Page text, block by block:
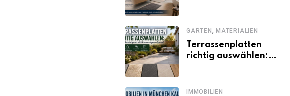
Umsetzung
GARTEN, MATERIALIEN
Terrassenplatten
richtig auswählen:
eigenen Garten?
IMMOBILIEN